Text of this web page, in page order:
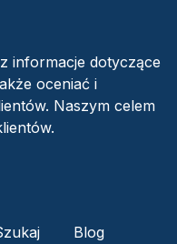
informacje dotyczące
oceniać i
Naszym celem
Blog